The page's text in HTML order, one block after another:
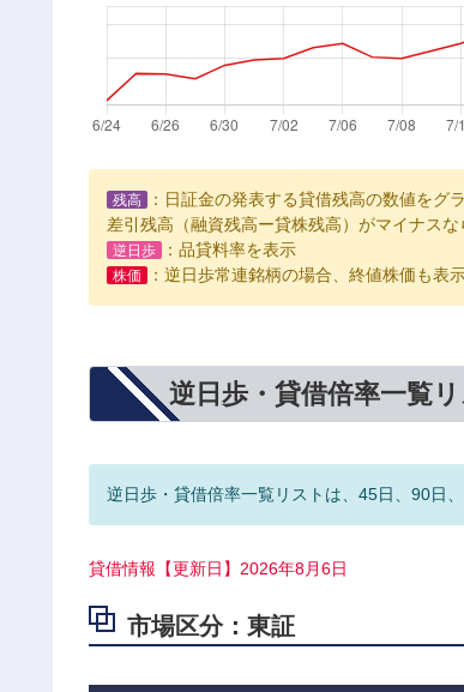
残高
：日証金の発表する貸借残高の数値をグ
差引残高（融資残高ー貸株残高）がマイナスな
逆日歩 ：品貸料率を表示
株価 ：逆日歩常連銘柄の場合、終値株価も表
逆日歩・貸借倍率一覧リ
逆日歩・貸借倍率一覧リストは、45日、90日
貸借情報【更新日】2026年8月6日
市場区分：東証